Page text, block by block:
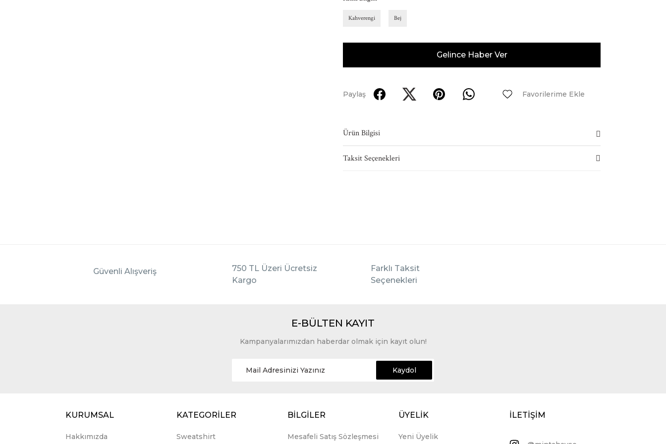
Kahverengi Bej
Gelince Haber Ver
Paylaş
Ürün Bilgisi
Taksit Seçenekleri
Güvenli Alışveriş
750 TL Üzeri Ücretsiz
Kargo
Farklı Taksit
Seçenekleri
E-BÜLTEN KAYIT
Kampanyalarımızdan haberdar olmak için kayıt olun!
Kaydol
KURUMSAL
Hakkımızda
KATEGORİLER
Sweatshirt
BİLGİLER
Mesafeli Satış Sözleşmesi
ÜYELİK
Yeni Üyelik
İLETİŞİM